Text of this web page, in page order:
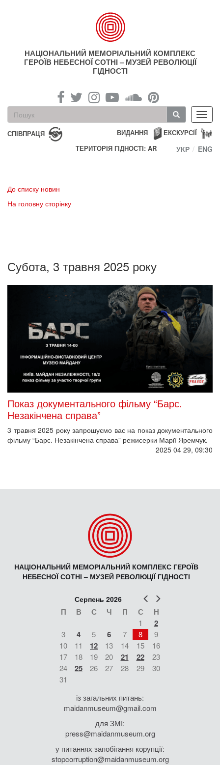
НАЦІОНАЛЬНИЙ МЕМОРІАЛЬНИЙ КОМПЛЕКС
ГЕРОЇВ НЕБЕСНОЇ СОТНІ – МУЗЕЙ РЕВОЛЮЦІЇ
ГІДНОСТІ
Пошукова
форма
Пошук
СПІВПРАЦЯ ЕКСКУРСІЇ
ВИДАННЯ
ТЕРИТОРІЯ ГІДНОСТІ: AR
УКР ENG
До списку новин
На головну сторінку
Субота, 3 травня 2025 року
Показ документального фільму “Барс.
Незакінчена справа”
3 травня 2025 року запрошуємо вас на показ документального
фільму “Барс. Незакінчена справа” режисерки Марії Яремчук.
2025 04 29, 09:30
НАЦІОНАЛЬНИЙ МЕМОРІАЛЬНИЙ КОМПЛЕКС ГЕРОЇВ
НЕБЕСНОЇ СОТНІ – МУЗЕЙ РЕВОЛЮЦІЇ ГІДНОСТІ
Попер
Серпень 2026
П В С Ч П С Н
1 2
3 4 5 6 7 8
9
10
11 12 13 14 15
16
17
18 19 20 21 22
23
24
25 26 27 28 29
30
31
із загальних питань:
maidanmuseum@gmail.com
для ЗМІ:
press@maidanmuseum.org
у питаннях запобігання корупції:
stopcorruption@maidanmuseum.org